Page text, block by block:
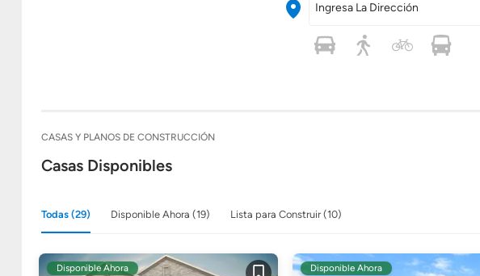
Ingresa La Dirección
CASAS Y PLANOS DE CONSTRUCCIÓN
Casas Disponibles
Todas (29) Disponible Ahora (19) Lista para Construir (10)
Disponible Ahora Disponible Ahora